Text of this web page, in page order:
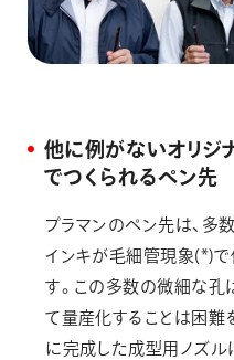
他に例がないオリジ
でつくられるペン先
プラマンのペン先は、多
インキが毛細管現象(*)
す。この多数の微細な孔
て量産化することは困難
に完成した成型用ノズル